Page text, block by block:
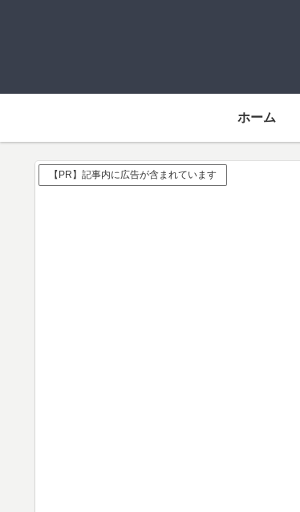
ホーム
【PR】記事内に広告が含まれています